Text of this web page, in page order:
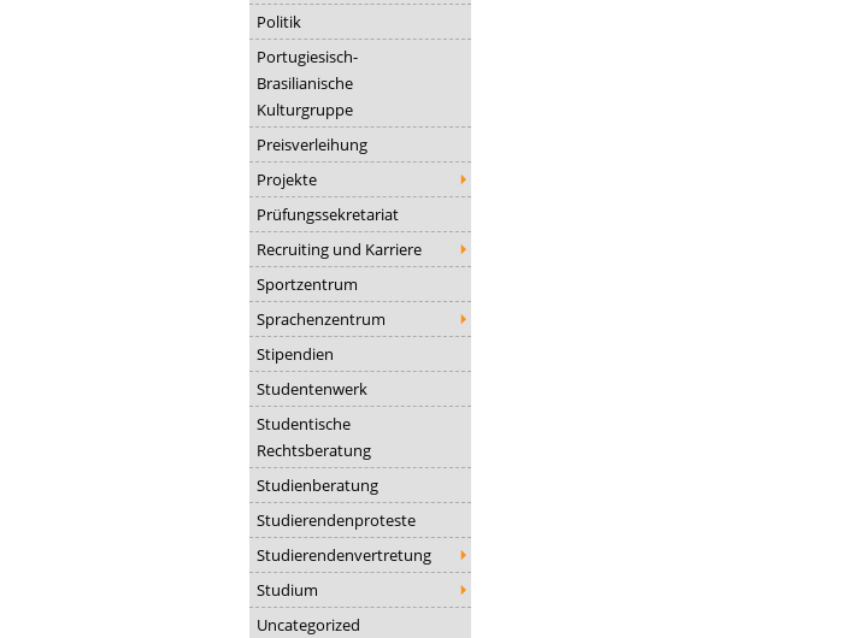
Politik
Portugiesisch-
Brasilianische
Kulturgruppe
Preisverleihung
Projekte
Prüfungssekretariat
Recruiting und Karriere
Sportzentrum
Sprachenzentrum
Stipendien
Studentenwerk
Studentische
Rechtsberatung
Studienberatung
Studierendenproteste
Studierendenvertretung
Studium
Uncategorized